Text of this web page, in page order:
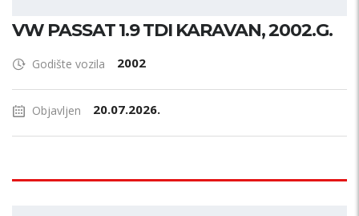
VW PASSAT 1.9 TDI KARAVAN, 2002.G.
Godište vozila 2002
Objavljen 20.07.2026.